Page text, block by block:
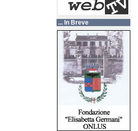
... In Breve